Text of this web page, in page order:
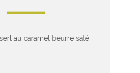
au caramel beurre salé